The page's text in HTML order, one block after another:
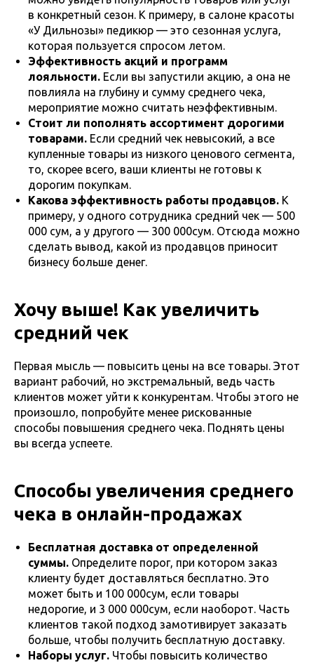
в конкретный сезон. К примеру, в салоне красоты
«У Дильнозы» педикюр — это сезонная услуга,
которая пользуется спросом летом.
Эффективность акций и программ
лояльности. Если вы запустили акцию, а она не
повлияла на глубину и сумму среднего чека,
мероприятие можно считать неэффективным.
Стоит ли пополнять ассортимент дорогими
товарами. Если средний чек невысокий, а все
купленные товары из низкого ценового сегмента,
то, скорее всего, ваши клиенты не готовы к
дорогим покупкам.
Какова эффективность работы продавцов. К
примеру, у одного сотрудника средний чек — 500
000 сум, а у другого — 300 000сум. Отсюда можно
сделать вывод, какой из продавцов приносит
бизнесу больше денег.
Хочу выше! Как увеличить
средний чек
Первая мысль — повысить цены на все товары. Этот
вариант рабочий, но экстремальный, ведь часть
клиентов может уйти к конкурентам. Чтобы этого не
произошло, попробуйте менее рискованные
способы повышения среднего чека. Поднять цены
вы всегда успеете.
Способы увеличения среднего
чека в онлайн-продажах
Бесплатная доставка от определенной
суммы. Определите порог, при котором заказ
клиенту будет доставляться бесплатно. Это
может быть и 100 000сум, если товары
недорогие, и 3 000 000сум, если наоборот. Часть
клиентов такой подход замотивирует заказать
больше, чтобы получить бесплатную доставку.
Наборы услуг. Чтобы повысить количество